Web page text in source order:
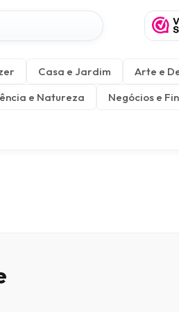
Casa e Jardim
Arte e
e Natureza
Negócios e